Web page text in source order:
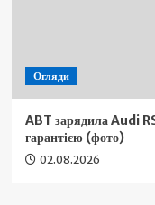
Огляди
ABT зарядила Audi
гарантією (фото)
02.08.2026